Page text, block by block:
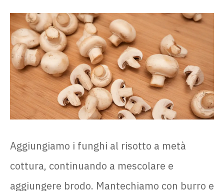
Aggiungiamo i funghi al risotto a metà
cottura, continuando a mescolare e
aggiungere brodo. Mantechiamo con burro e